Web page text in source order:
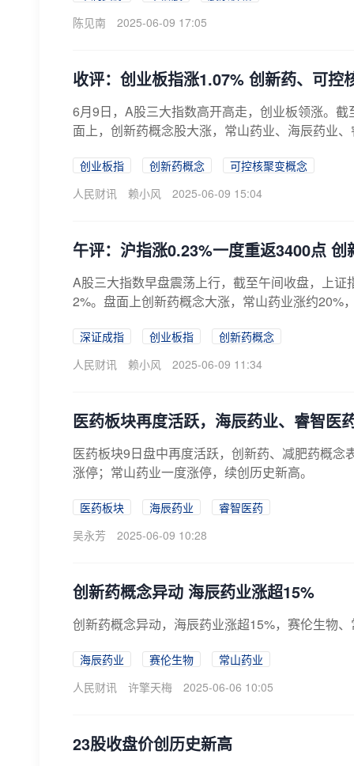
陈见南
2025-06-09 17:05
收评：创业板指涨1.07% 创新药、可控
6月9日，A股三大指数高开高走，创业板领涨。
面上，创新药概念股大涨，常山药业、海辰药业
创业板指 创新药概念
可控核聚变概念
人民财讯
赖小风 2025-06-09 15:04
午评：沪指涨0.23%一度重返3400点 创
A股三大指数早盘震荡上行，截至午间收盘，上
2%。盘面上创新药概念大涨，常山药业涨约20%
深证成指 创业板指
创新药概念
人民财讯
赖小风 2025-06-09 11:34
医药板块再度活跃，海辰药业、睿智医
医药板块9日盘中再度活跃，创新药、减肥药概
涨停；常山药业一度涨停，续创历史新高。
医药板块 海辰药业
睿智医药
吴永芳
2025-06-09 10:28
创新药概念异动 海辰药业涨超15%
创新药概念异动，海辰药业涨超15%，赛伦生物
海辰药业 赛伦生物
常山药业
人民财讯
许擎天梅 2025-06-06 10:05
23股收盘价创历史新高